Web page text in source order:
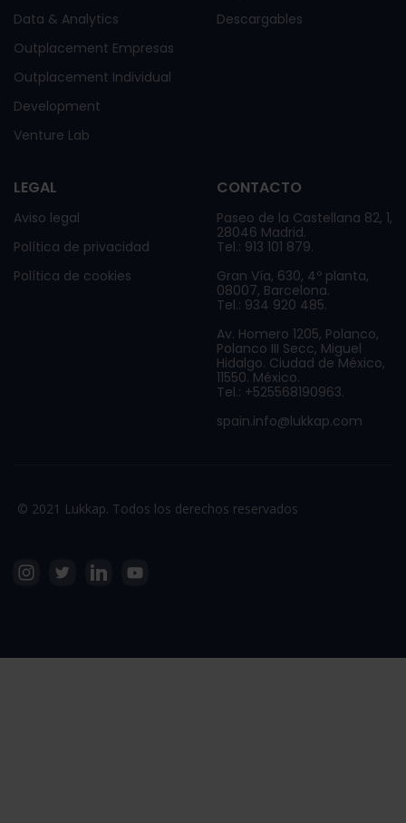
Data & Analytics
Outplacement Empresas
Outplacement Individual
Development
Venture Lab
Descargables
LEGAL
Aviso legal
Política de privacidad
Política de cookies
CONTACTO
Paseo de la Castellana 82, 1,
28046 Madrid.
Tel.: 913 101 879.
Gran Vía, 630, 4º planta,
08007, Barcelona.
Tel.: 934 920 485.
Av. Homero 1205, Polanco,
Polanco III Secc, Miguel
Hidalgo. Ciudad de México,
11550. México.
Tel.: +525568190963.
spain.info@lukkap.com
© 2021 Lukkap. Todos los derechos reservados